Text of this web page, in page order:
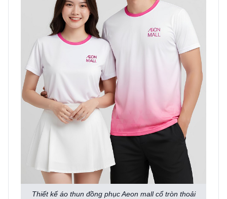
Thiết kế áo thun đồng phục Aeon mall cổ tròn thoải